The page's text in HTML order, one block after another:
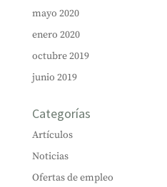
mayo 2020
enero 2020
octubre 2019
junio 2019
Categorías
Artículos
Noticias
Ofertas de empleo